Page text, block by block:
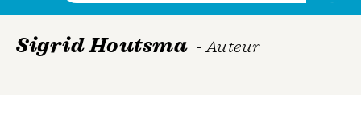
Sigrid Houtsma - Auteur